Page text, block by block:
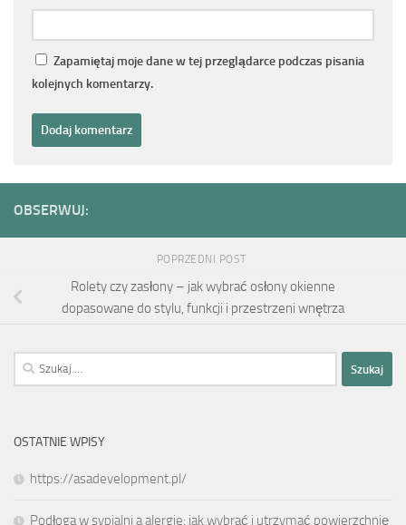
Zapamiętaj moje dane w tej przeglądarce podczas pisania
kolejnych komentarzy.
OBSERWUJ:
POPRZEDNI POST
Rolety czy zasłony – jak wybrać osłony okienne
dopasowane do stylu, funkcji i przestrzeni wnętrza
Szukaj:
OSTATNIE WPISY
https://asadevelopment.pl/
Podłoga w sypialni a alergie: jak wybrać i utrzymać powierzchnię